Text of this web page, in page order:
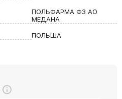
ПОЛЬФАРМА ФЗ АО
МЕДАНА
ПОЛЬША